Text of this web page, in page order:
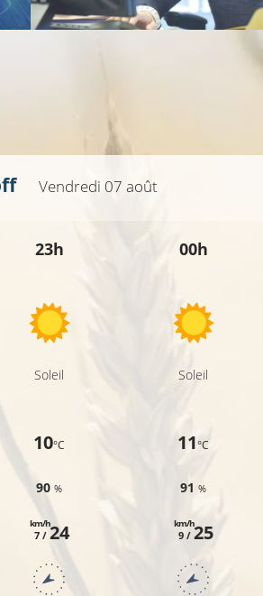
Vendredi 07 août
23h
Soleil
10°C
90%
7 /
km/h24
00h
Soleil
11°C
91%
9 /
km/h25